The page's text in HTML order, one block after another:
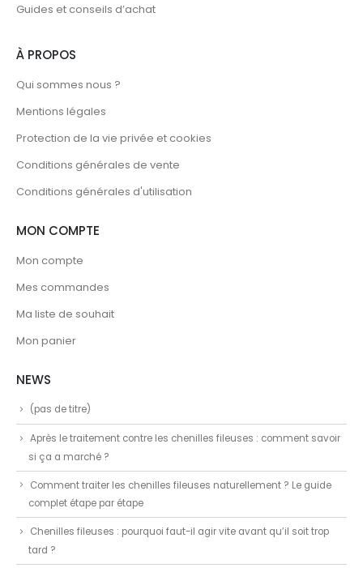
Guides et conseils d’achat
À PROPOS
Qui sommes nous ?
Mentions légales
Protection de la vie privée et cookies
Conditions générales de vente
Conditions générales d'utilisation
MON COMPTE
Mon compte
Mes commandes
Ma liste de souhait
Mon panier
NEWS
(pas de titre)
Après le traitement contre les chenilles fileuses : comment savoir
si ça a marché ?
Comment traiter les chenilles fileuses naturellement ? Le guide
complet étape par étape
Chenilles fileuses : pourquoi faut-il agir vite avant qu’il soit trop
tard ?